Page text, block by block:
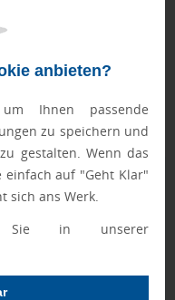
anbieten?
Ihnen passende
zu speichern und
gestalten. Wenn das
auf "Geht Klar"
sich ans Werk.
Sie in unserer
Begleiter für
Ihr Logo wird
priorisiert